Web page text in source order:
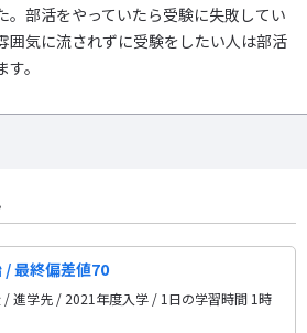
。部活をやっていたら受験に失敗してい
囲気に流されずに受験をしたい人は部活
。
/ 最終偏差値70
/ 進学先/ 2021年度入学 / 1日の学習時間 1時